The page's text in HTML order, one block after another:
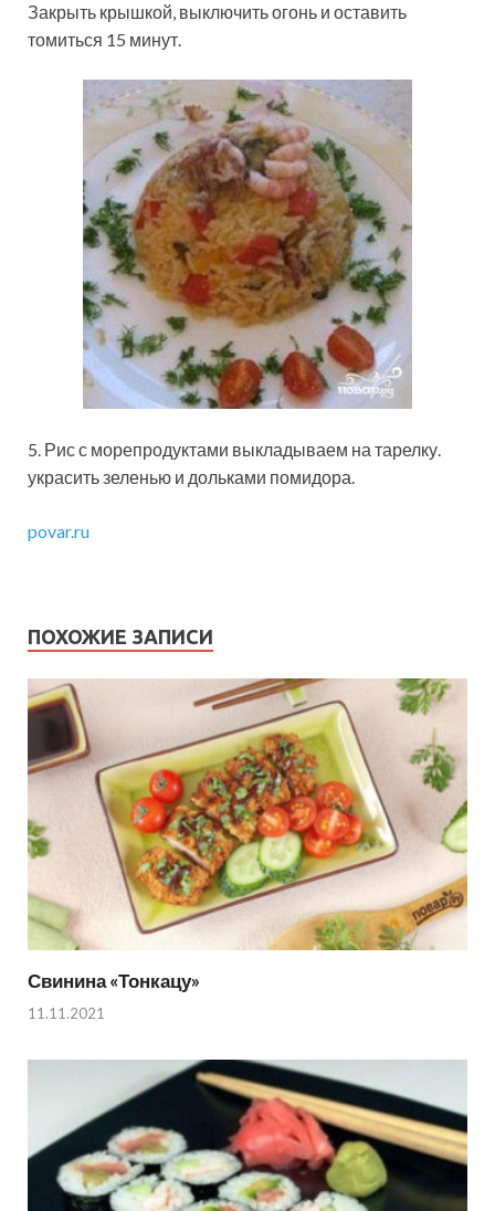
Закрыть крышкой, выключить огонь и оставить
томиться 15 минут.
5. Рис с морепродуктами выкладываем на тарелку.
украсить зеленью и дольками помидора.
povar.ru
ПОХОЖИЕ ЗАПИСИ
Свинина «Тонкацу»
11.11.2021